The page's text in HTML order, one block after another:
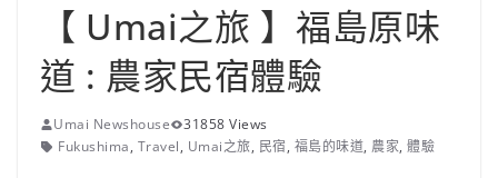
【 Umai之旅 】福島原味
道 : 農家民宿體驗
Umai Newshouse
31858 Views
Fukushima, Travel, Umai之旅, 民宿, 福島的味道, 農家, 體驗